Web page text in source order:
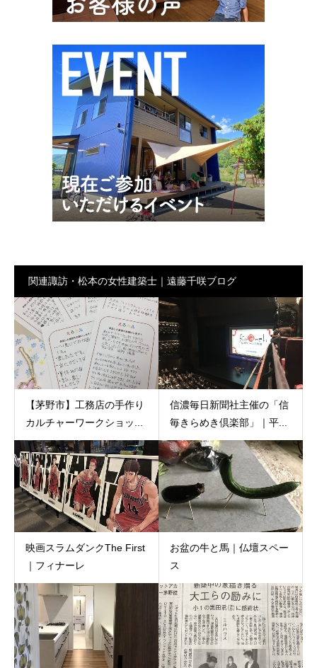
関連諏訪・松本の女性建築士｜遠藤千咲ブログ
【茅野市】工務店の手作り
カルチャーワークショッ...
信濃毎日新聞社主催の「信
毎きらめき倶楽部」｜平...
映画スラムダンクThe First
｜フィナーレ
お盆の牛と馬｜仏壇スペー
ス